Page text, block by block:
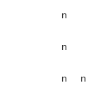
n
n
n n